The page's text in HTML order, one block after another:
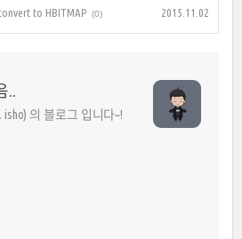
to HBITMAP (0) 2015.11.02
isho) 의 블로그 입니다~!